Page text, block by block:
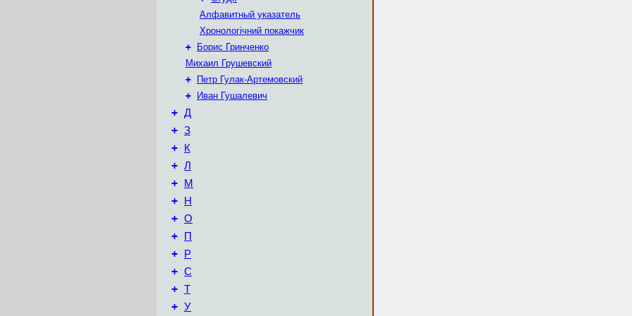
Алфавитный указатель
Хронологічний покажчик
+
Борис Гринченко
Михаил Грушевский
+
Петр Гулак-Артемовский
+
Иван Гушалевич
+ Д
+ З
+ К
+ Л
+ М
+ Н
+ О
+ П
+ Р
+ С
+ Т
+ У